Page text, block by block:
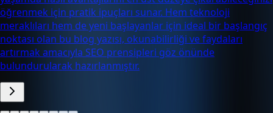
öğrenmek için pratik ipuçları sunar. Hem teknoloji
meraklıları hem de yeni başlayanlar için ideal bir başlangıç
noktası olan bu blog yazısı, okunabilirliği ve faydaları
artırmak amacıyla SEO prensipleri göz önünde
bulundurularak hazırlanmıştır.